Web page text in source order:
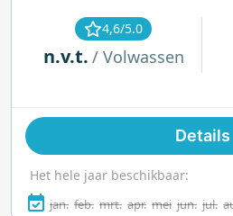
onvergetelijk avontuur.
buitenwaterpark van
paradijs voor gezinnen,
die houdt van een
zoals de beroemde
bezoekers door lussen en
golfslagbad plezier bieden
Kinderen lachen zich een
4,6/5.0
n.v.t. / Volwassen
Details
Het hele jaar beschikbaar:
jan. feb. mrt. apr. mei jun. jul.